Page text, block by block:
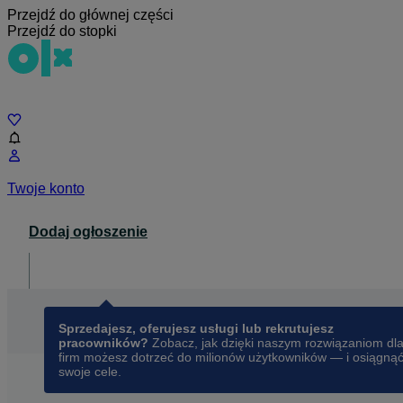
Przejdź do głównej części
Przejdź do stopki
Twoje konto
Dodaj ogłoszenie
Sprzedajesz, oferujesz usługi lub rekrutujesz
pracowników? Zobacz, jak dzięki naszym rozwiązaniom dla
firm możesz dotrzeć do milionów użytkowników — i osiągnąć
swoje cele.